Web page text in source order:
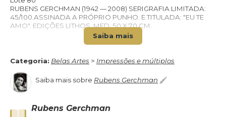
RUBENS GERCHMAN (1942 — 2008) SERIGRAFIA LIMITADA:
45/100.ASSINADA A PRÓPRIO PUNHO. E TITULADA: "EU TE
AMO". EDIÇÕES LITHOS. MED: 50 X 70 CM.
Saiba mais
Categoria: Belas Artes > Impressões e múltiplos
Saiba mais sobre Rubens Gerchman
Rubens Gerchman